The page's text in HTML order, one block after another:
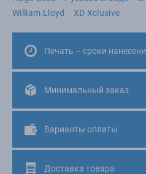
William Lloyd
XD Xclusive
Печать – сроки
Минимальный заказ
Варианты оплаты
Доставка товара